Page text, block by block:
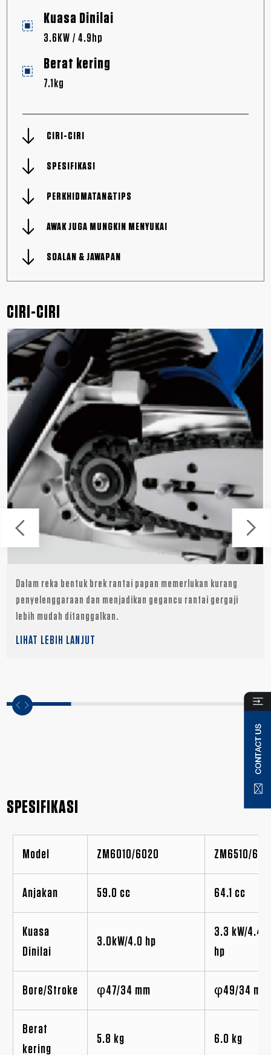
Kuasa Dinilai
3.6KW / 4.9hp
Berat kering
7.1kg
CIRI-CIRI
SPESIFIKASI
PERKHIDMATAN&TIPS
AWAK JUGA MUNGKIN MENYUKAI
SOALAN & JAWAPAN
CIRI-CIRI
Dalam reka bentuk brek rantai papan memerlukan kurang
penyelenggaraan dan menjadikan gegancu rantai gergaji
lebih mudah ditanggalkan.
LIHAT LEBIH LANJUT
SPESIFIKASI
Model ZM6010/6020 ZM6510/
Anjakan 59.0 cc 64.1 cc
Kuasa
Dinilai
3.0kW/4.0 hp
3.3 kW/4.4
hp
Bore/Stroke φ47/34 mm φ49/34 mm
Berat
kering
5.8 kg 6.0 kg